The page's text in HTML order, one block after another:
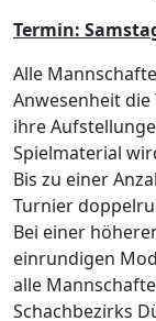
Termin:
Alle
Anwesenheit
ihre
Spielmaterial
Bis zu einer
Turnier
Bei einer
einrundigen
alle
Schachbezirks